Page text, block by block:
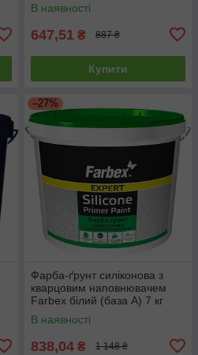
В наявності
647,51 ₴ 887 ₴
Купити
–27%
Фарба-ґрунт силіконова з
кварцовим наповнювачем
Farbex білий (база А) 7 кг
В наявності
838,04 ₴ 1 148 ₴